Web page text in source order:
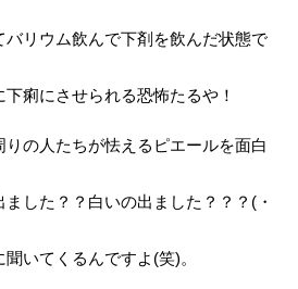
リウム飲んで下剤を飲んだ状態で
痢にさせられる恐怖たるや！
りの人たちが怯えるピエールを面白
ました？？白いの出ました？？？(・
いてくるんですよ(笑)。